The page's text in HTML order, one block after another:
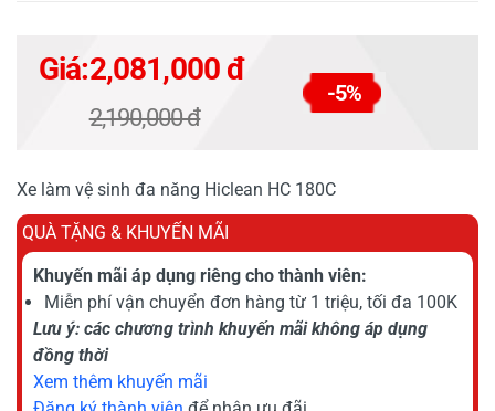
Giá:2,081,000 đ
2,190,000 đ
-5%
Xe làm vệ sinh đa năng Hiclean HC 180C
QUÀ TẶNG & KHUYẾN MÃI
Khuyến mãi áp dụng riêng cho thành viên:
Miễn phí vận chuyển đơn hàng từ 1 triệu, tối đa 100K
Lưu ý: các chương trình khuyến mãi không áp dụng
đồng thời
Xem thêm khuyến mãi